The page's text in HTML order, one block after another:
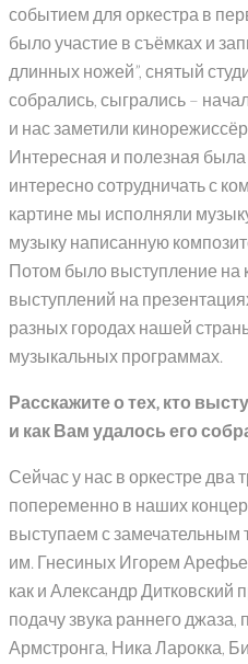
событием для оркестра в
было участие в съёмках и
длинных ножей”, снятый
собрались, сыгрались –
и нас заметили
Интересная и полезная
интересно сотрудничать с
картине мы исполняли
музыку написанную
Потом было выступление на
выступлений на
разных городах нашей
музыкальных программах.
Расскажите о тех, кто
и как Вам удалось его
Сейчас у нас в оркестре два
попеременно в наших
выступаем с
им. Гнесиных Игорем
как и Александр Дитковский
подачу звука раннего джаза,
Армстронга, Ника Ларокка,